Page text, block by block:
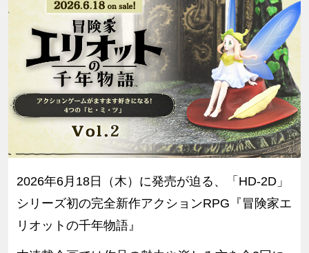
2026年6月18日（木）に発売が迫る、「HD-2D」
シリーズ初の完全新作アクションRPG『冒険家エ
リオットの千年物語』